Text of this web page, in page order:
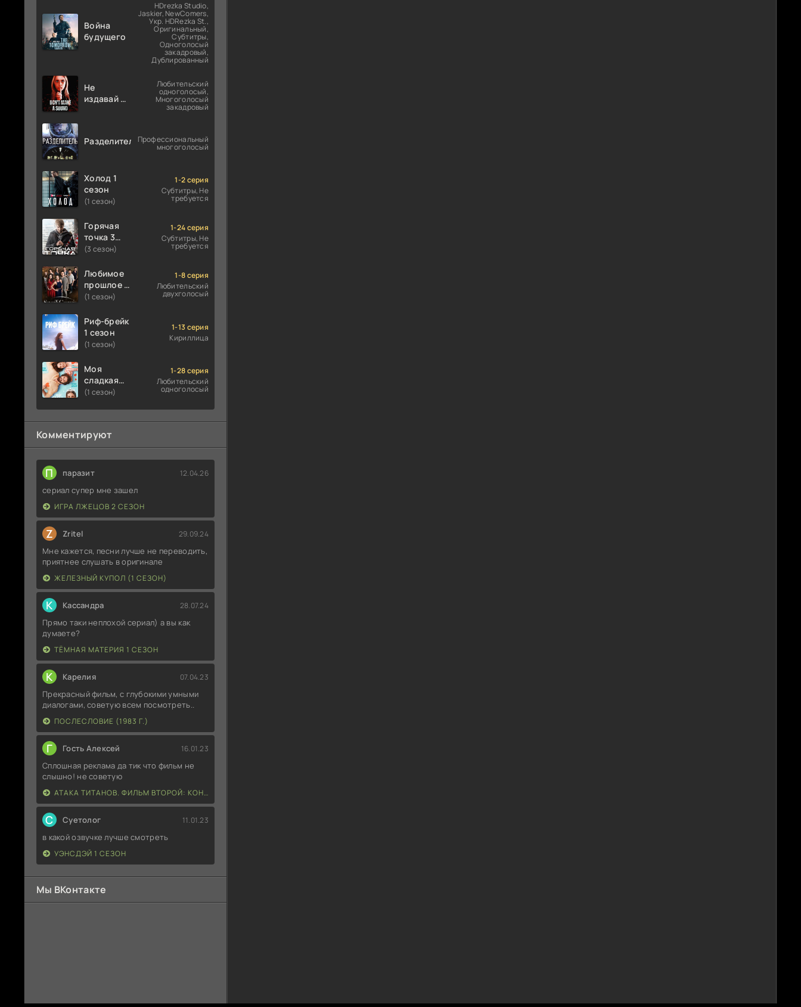
Война
будущего
HDrezka Studio,
Jaskier, NewComers,
Укр. HDRezka St.,
Оригинальный,
Субтитры,
Одноголосый
закадровый,
Дублированный
Не
издавай ни
Любительский
одноголосый,
Многоголосый
закадровый
РазделительПрофессиональный
многоголосый
Холод 1
сезон
(1 сезон)
1-2 серия
Субтитры, Не
требуется
Горячая
точка 3
сезон
(3 сезон)
1-24 серия
Субтитры, Не
требуется
Любимое
прошлое 1
сезон
(1 сезон)
1-8 серия
Любительский
двухголосый
Риф-брейк
1 сезон
(1 сезон)
1-13 серия
Кириллица
Моя
сладкая
ложь 1
(1 сезон)
1-28 серия
Любительский
одноголосый
Комментируют
П паразит 12.04.26
сериал супер мне зашел
ИГРА ЛЖЕЦОВ 2 СЕЗОН
Z Zritel 29.09.24
Мне кажется, песни лучше не переводить,
приятнее слушать в оригинале
ЖЕЛЕЗНЫЙ КУПОЛ (1 СЕЗОН)
К Кассандра 28.07.24
Прямо таки неплохой сериал) а вы как
думаете?
ТЁМНАЯ МАТЕРИЯ 1 СЕЗОН
К Карелия 07.04.23
Прекрасный фильм, с глубокими умными
диалогами, советую всем посмотреть..
ПОСЛЕСЛОВИЕ (1983 Г.)
Г Гость Алексей 16.01.23
Сплошная реклама да тик что фильм не
слышно! не советую
АТАКА ТИТАНОВ. ФИЛЬМ ВТОРОЙ: КОНЕЦ СВЕТА
С Суетолог 11.01.23
в какой озвучке лучше смотреть
УЭНСДЭЙ 1 СЕЗОН
Мы ВКонтакте